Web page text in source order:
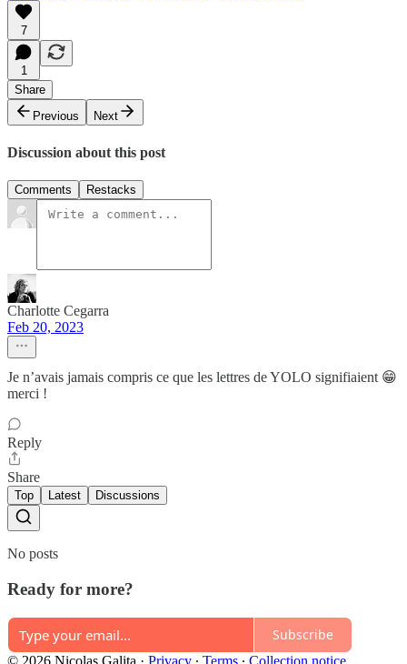
7
1
Share
Previous
Next
Discussion about this post
Comments Restacks
Charlotte Cegarra
Feb 20, 2023
Je n’avais jamais compris ce que les lettres de YOLO signifiaient 😁
merci !
Reply
Share
Top Latest Discussions
No posts
Ready for more?
Subscribe
© 2026 Nicolas Galita · Privacy ∙ Terms ∙ Collection notice